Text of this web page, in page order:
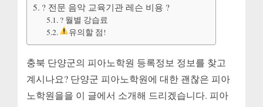
? 전문 음악 교육기관 레슨 비용 ?
? 월별 강습료
유의할 점!
충북 단양군의 피아노학원 등록정보 정보를 찾고
계시나요? 단양군 피아노학원에 대한 괜찮은 피아
노학원을을 이 글에서 소개해 드리겠습니다. 피아